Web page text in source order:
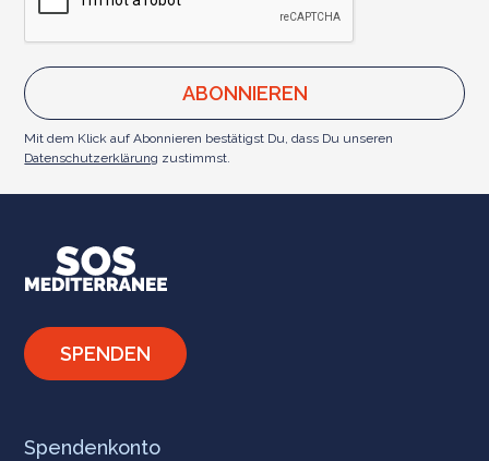
Mit dem Klick auf Abonnieren bestätigst Du, dass Du unseren
Datenschutzerklärung zustimmst.
SPENDEN
Spendenkonto